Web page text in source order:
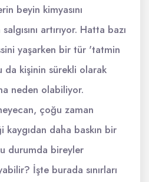
beyin kimyasını
artırıyor. Hatta bazı
yaşarken bir tür 'tatmin
da kişinin sürekli olarak
neden olabiliyor.
çoğu zaman
daha baskın bir
durumda bireyler
İşte burada sınırları